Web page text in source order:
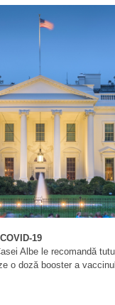
19
Albe le recomandă
o doză booster a